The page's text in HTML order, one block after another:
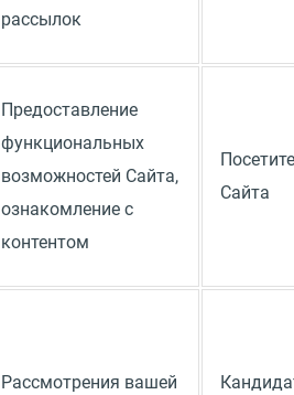
рассылок
Предоставление
функциональных
возможностей Сайта,
ознакомление с
контентом
Сайта
Рассмотрения вашей